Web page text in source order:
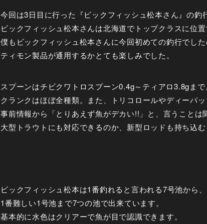
今回は3日目に行った『ビックフィッシュ松本さん』の
ビックフィッシュ松本さんは北海道でトップクラスに位置
僕もビックフィッシュ松本さんに今回初めての釣行でした
ティモン製品が通用するかとても楽しみでした。
スプーンはチビクワトロスプーン0.4g～ティアロ3.8gまで
クランクはほぼ全種類。また、トリコロールやディーパ
事前情報から「とりあえず魚がデカい!!」と、言うことは
大型トラウトにも対応できるのか、新型ロッドも持ち込む
ビックフィッシュ松本は1番釣れると言われる7号池から、
1番難しい1号池まで7つの池で出来ています。
基本的に水色はクリアーで魚が目で認識できます。